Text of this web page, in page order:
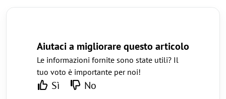
Aiutaci a migliorare questo articolo
Le informazioni fornite sono state utili? Il
tuo voto è importante per noi!
Sì No